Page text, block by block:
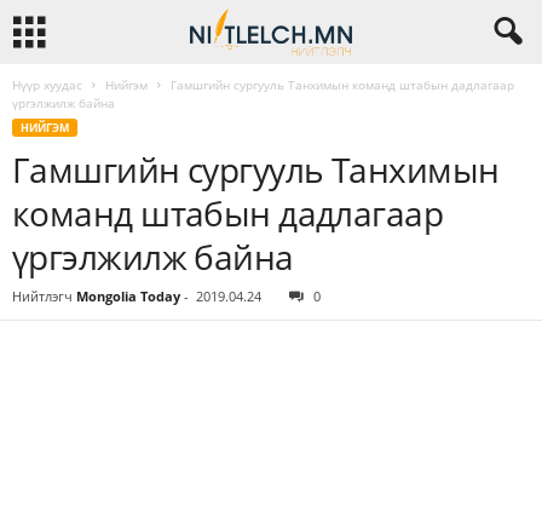
Нүүр хуудас Нийгэм
Гамшгийн сургууль Танхимын команд штабын дадлагаар
үргэлжилж байна
НИЙГЭМ
Гамшгийн сургууль Танхимын
команд штабын дадлагаар
үргэлжилж байна
Нийтлэгч Mongolia Today - 2019.04.24 0